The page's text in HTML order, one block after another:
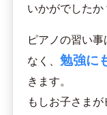
いかがでしたか
ピアノの習い
なく、 勉強に
きます。
もしお子さま